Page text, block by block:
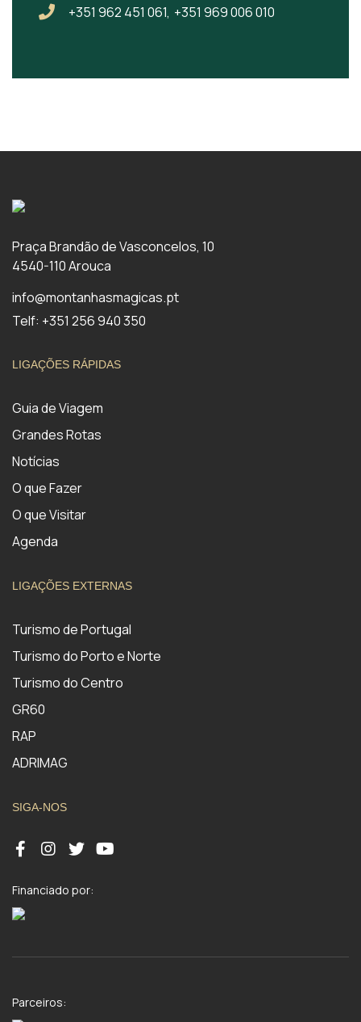
+351 962 451 061, +351 969 006 010
Praça Brandão de Vasconcelos, 10
4540-110 Arouca
info@montanhasmagicas.pt
Telf: +351 256 940 350
LIGAÇÕES RÁPIDAS
Guia de Viagem
Grandes Rotas
Notícias
O que Fazer
O que Visitar
Agenda
LIGAÇÕES EXTERNAS
Turismo de Portugal
Turismo do Porto e Norte
Turismo do Centro
GR60
RAP
ADRIMAG
SIGA-NOS
Financiado por:
Parceiros: